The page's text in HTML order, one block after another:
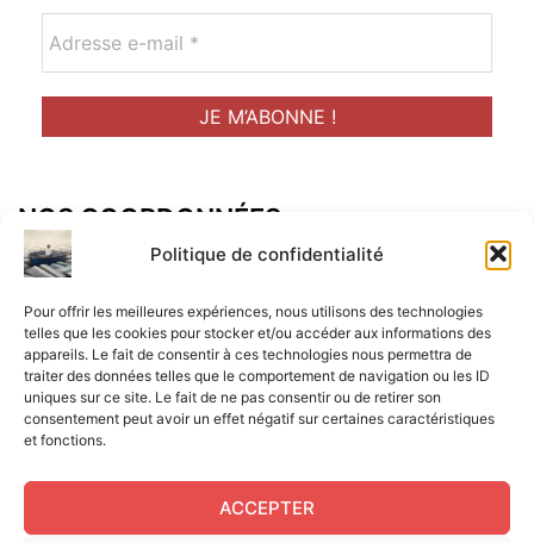
Politique de confidentialité
Pour offrir les meilleures expériences, nous utilisons des technologies
telles que les cookies pour stocker et/ou accéder aux informations des
appareils. Le fait de consentir à ces technologies nous permettra de
traiter des données telles que le comportement de navigation ou les ID
uniques sur ce site. Le fait de ne pas consentir ou de retirer son
consentement peut avoir un effet négatif sur certaines caractéristiques
et fonctions.
ACCEPTER
NOS COORDONNÉES
Adresse postal :
ALCF
34 Rue René Brunen
33950 LEGE CAP-FERRET
Mail :
contact@aperitif-litteraire-cap-ferret.fr